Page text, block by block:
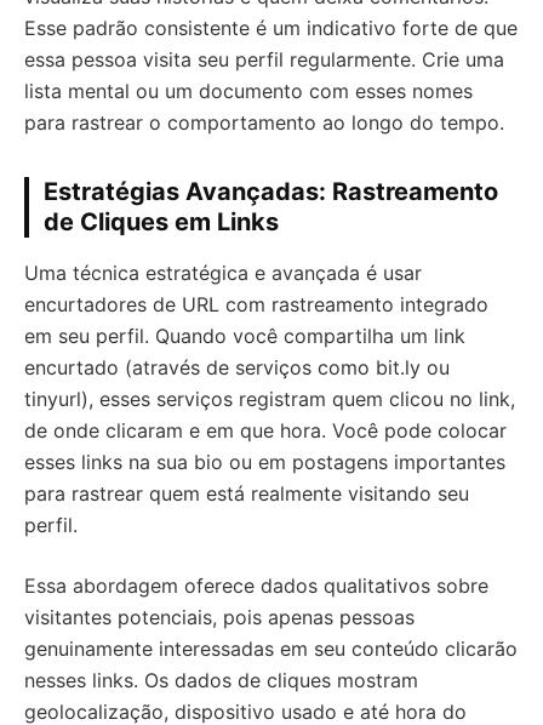
Esse padrão consistente é um indicativo forte de que
essa pessoa visita seu perfil regularmente. Crie uma
lista mental ou um documento com esses nomes
para rastrear o comportamento ao longo do tempo.
Estratégias Avançadas: Rastreamento
de Cliques em Links
Uma técnica estratégica e avançada é usar
encurtadores de URL com rastreamento integrado
em seu perfil. Quando você compartilha um link
encurtado (através de serviços como bit.ly ou
tinyurl), esses serviços registram quem clicou no link,
de onde clicaram e em que hora. Você pode colocar
esses links na sua bio ou em postagens importantes
para rastrear quem está realmente visitando seu
perfil.
Essa abordagem oferece dados qualitativos sobre
visitantes potenciais, pois apenas pessoas
genuinamente interessadas em seu conteúdo clicarão
nesses links. Os dados de cliques mostram
geolocalização, dispositivo usado e até hora do